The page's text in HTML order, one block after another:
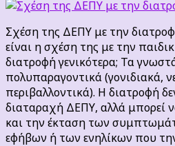
με
Σχέση της ΔΕΠΥ με την
είναι η σχέση της με την
διατροφή γενικότερα; Τα
πολυπαραγοντικά (γονιδιακά,
περιβαλλοντικά). Η διατροφή
διαταραχή ΔΕΠΥ, αλλά μπορεί
και την έκταση των
εφήβων ή των ενηλίκων που